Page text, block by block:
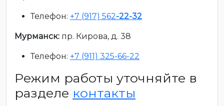
Телефон: +7 (917) 562-22-32
Мурманск: пр. Кирова, д. 38
Телефон: +7 (911) 325-66-22
Режим работы уточняйте в
разделе контакты